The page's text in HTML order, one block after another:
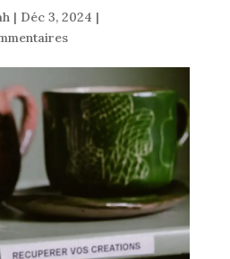
| Déc 3, 2024 |